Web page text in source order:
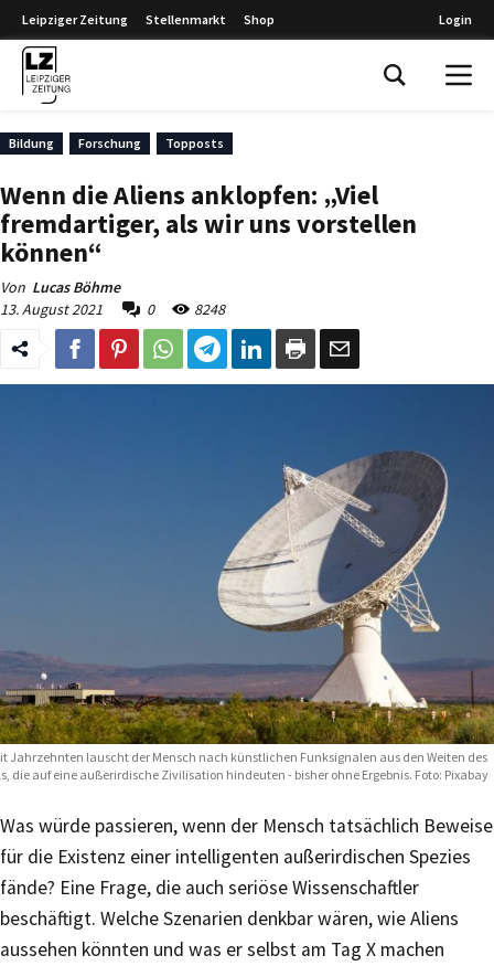
Leipziger Zeitung Stellenmarkt Shop Login
Bildung Forschung Topposts
Wenn die Aliens anklopfen: „Viel
fremdartiger, als wir uns vorstellen
können“
Von Lucas Böhme
13. August 2021
0 8248
Jahrzehnten lauscht der Mensch nach künstlichen Funksignalen aus den Weiten des
die auf eine außerirdische Zivilisation hindeuten - bisher ohne Ergebnis. Foto: Pixabay
Was würde passieren, wenn der Mensch tatsächlich Beweise
für die Existenz einer intelligenten außerirdischen Spezies
fände? Eine Frage, die auch seriöse Wissenschaftler
beschäftigt. Welche Szenarien denkbar wären, wie Aliens
aussehen könnten und was er selbst am Tag X machen